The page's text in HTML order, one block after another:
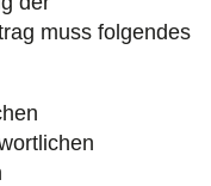
muss folgendes